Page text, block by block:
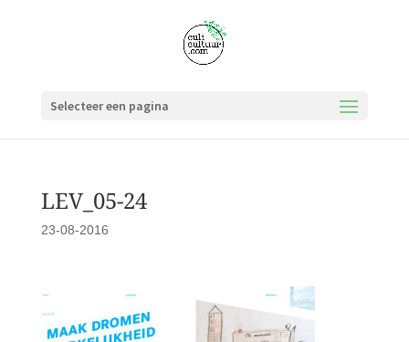
Selecteer een pagina
LEV_05-24
23-08-2016